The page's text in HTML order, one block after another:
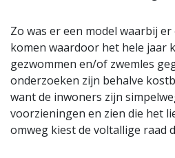
Zo was er een model waarbij
komen waardoor het hele jaar
gezwommen en/of zwemles
onderzoeken zijn behalve
want de inwoners zijn
voorzieningen en zien die het
omweg kiest de voltallige raad